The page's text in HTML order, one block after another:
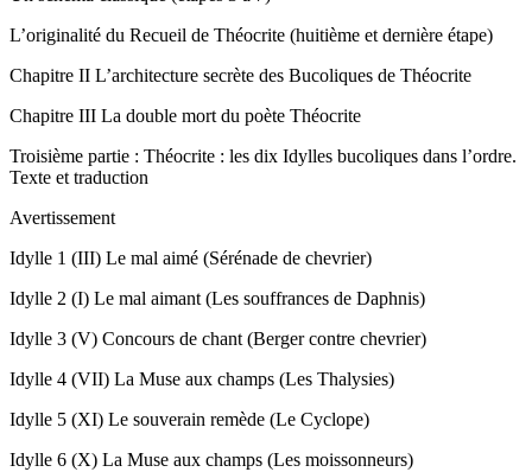
L’originalité du Recueil de Théocrite (huitième et dernière étape)
Chapitre II L’architecture secrète des Bucoliques de Théocrite
Chapitre III La double mort du poète Théocrite
Troisième partie : Théocrite : les dix Idylles bucoliques dans l’ordre.
Texte et traduction
Avertissement
Idylle 1 (III) Le mal aimé (Sérénade de chevrier)
Idylle 2 (I) Le mal aimant (Les souffrances de Daphnis)
Idylle 3 (V) Concours de chant (Berger contre chevrier)
Idylle 4 (VII) La Muse aux champs (Les Thalysies)
Idylle 5 (XI) Le souverain remède (Le Cyclope)
Idylle 6 (X) La Muse aux champs (Les moissonneurs)